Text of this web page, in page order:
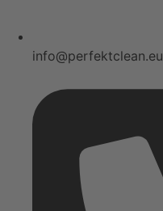
info@perfektclean.eu